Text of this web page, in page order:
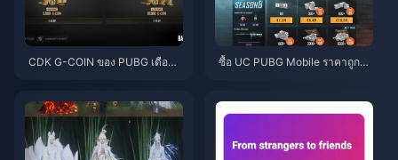
CDK G-COIN ของ PUBG เดือนมิ
ซื้อ UC PUBG Mobile ราคาถูกสำ
กเกจที่คุ้มที่สุด และวิธีเติมเงินที่ปล
อดภัย